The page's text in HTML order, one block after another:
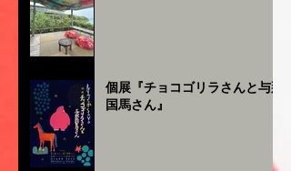
個展『チョコゴリラさんと与那
国馬さん』